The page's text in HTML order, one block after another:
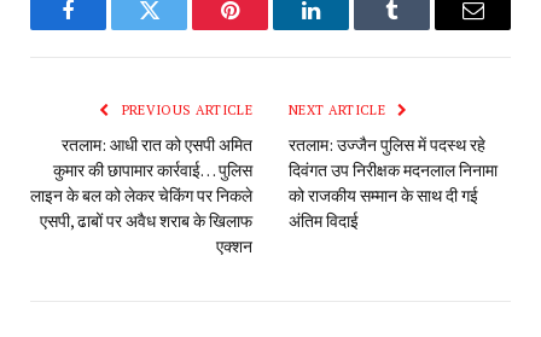
FacebookTwitter Pinterest LinkedInTumblr Email
PREVIOUS ARTICLE
रतलाम: आधी रात को एसपी अमित
कुमार की छापामार कार्रवाई… पुलिस
लाइन के बल को लेकर चेकिंग पर निकले
एसपी, ढाबों पर अवैध शराब के खिलाफ
एक्शन
NEXT ARTICLE
रतलाम: उज्जैन पुलिस में पदस्थ रहे
दिवंगत उप निरीक्षक मदनलाल निनामा
को राजकीय सम्मान के साथ दी गई
अंतिम विदाई